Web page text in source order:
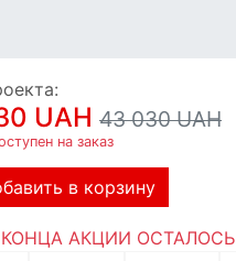
UAH 43 030 UAH
на заказ
в корзину
АКЦИИ